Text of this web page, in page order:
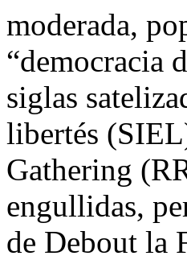
moderada,
“democracia
siglas
libertés
Gathering
engullidas,
de Debout la